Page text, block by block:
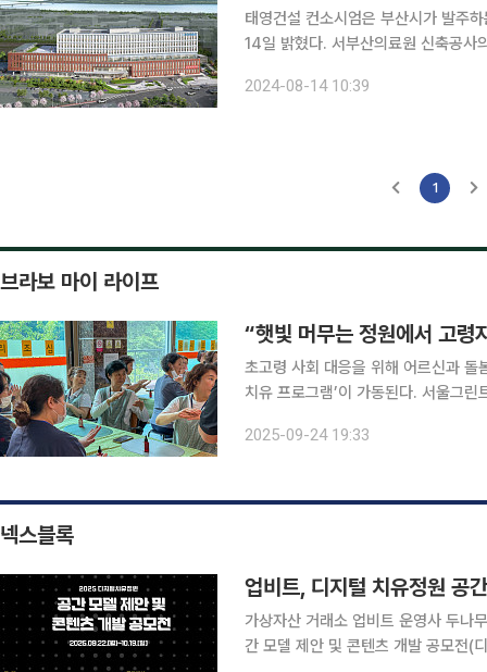
태영건설 컨소시엄은 부산시가 발주
14일 밝혔다. 서부산의료원 신축공사의 총 사업비는 858억 원이며 지분 58%를 보유한 태영건설
2024-08-14 10:39
1
브라보 마이 라이프
“햇빛 머무는 정원에서 고령
초고령 사회 대응을 위해 어르신과 돌
치유 프로그램’이 가동된다. 서울그
2025-09-24 19:33
넥스블록
업비트, 디지털 치유정원 공
가상자산 거래소 업비트 운영사 두나
간 모델 제안 및 콘텐츠 개발 공모전(디